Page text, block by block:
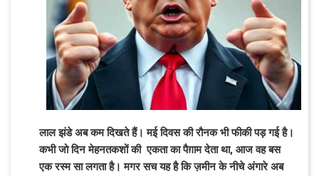
लाल झंडे अब कम दिखते हैं। मई दिवस की रौनक भी फीकी पड़ गई है।
कभी जो दिन मेहनतकशों की एकता का पैग़ाम देता था, आज वह बस
एक रस्म सा लगता है। मगर सच यह है कि ज़मीन के नीचे अंगारे अब